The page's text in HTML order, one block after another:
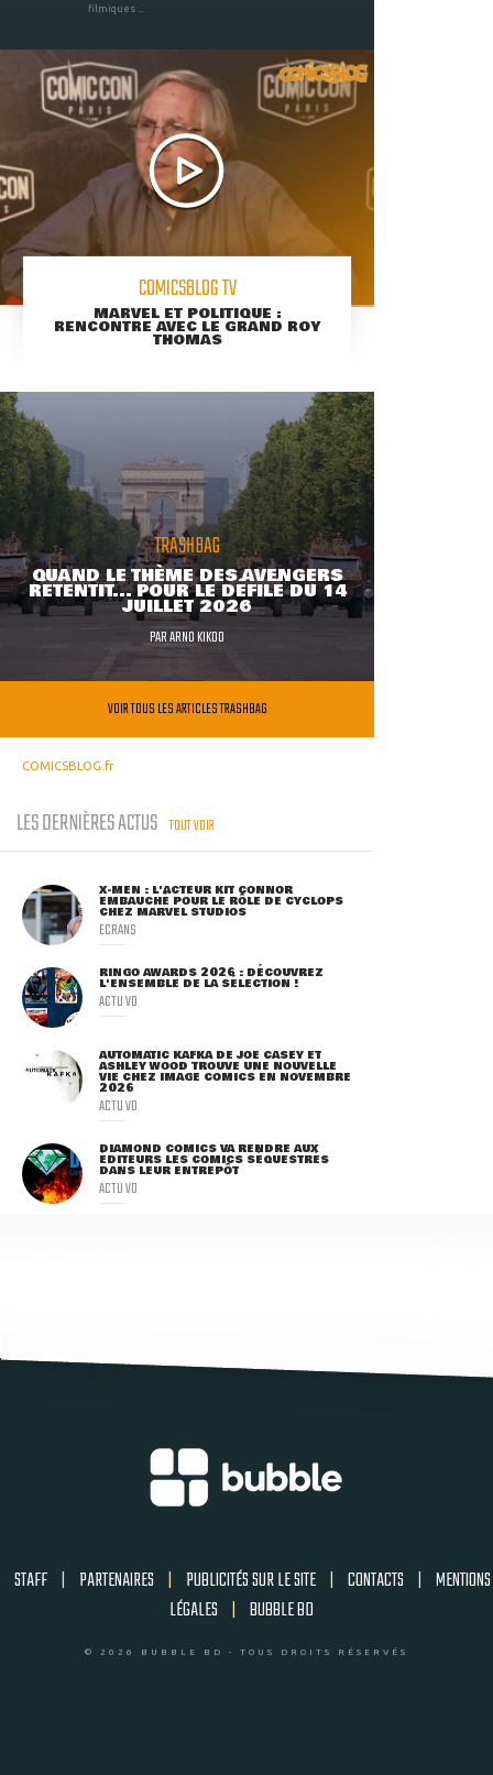
filmiques ...
COMICSBLOG TV
MARVEL ET POLITIQUE :
RENCONTRE AVEC LE GRAND ROY
THOMAS
TRASHBAG
QUAND LE THÈME DES AVENGERS
RETENTIT... POUR LE DÉFILÉ DU 14
JUILLET 2026
PARARNO KIKOO
VOIR TOUS LES ARTICLES TRASHBAG
COMICSBLOG.fr
LES DERNIÈRES ACTUS TOUT VOIR
X-MEN : L'ACTEUR KIT CONNOR
EMBAUCHÉ POUR LE RÔLE DE CYCLOPS
CHEZ MARVEL STUDIOS
ECRANS
RINGO AWARDS 2026 : DÉCOUVREZ
L'ENSEMBLE DE LA SÉLECTION !
ACTU VO
AUTOMATIC KAFKA DE JOE CASEY ET
ASHLEY WOOD TROUVE UNE NOUVELLE
VIE CHEZ IMAGE COMICS EN NOVEMBRE
2026
ACTU VO
DIAMOND COMICS VA RENDRE AUX
ÉDITEURS LES COMICS SÉQUESTRÉS
DANS LEUR ENTREPÔT
ACTU VO
STAFF | PARTENAIRES | PUBLICITÉS SUR LE SITE | CONTACTS | MENTIONS
LÉGALES | BUBBLE BD
© 2026 BUBBLE BD - TOUS DROITS RÉSERVÉS